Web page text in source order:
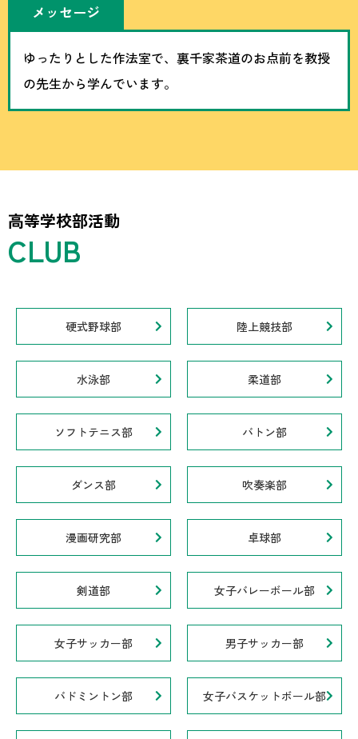
メッセージ
ゆったりとした作法室で、裏千家茶道のお点前を教授
の先生から学んでいます。
高等学校部活動
硬式野球部 陸上競技部
水泳部 柔道部
ソフトテニス部 バトン部
ダンス部 吹奏楽部
漫画研究部 卓球部
剣道部 女子バレーボール部
女子サッカー部 男子サッカー部
バドミントン部 女子バスケットボール部